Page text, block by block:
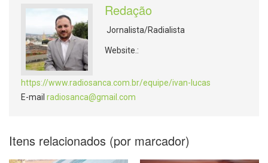
Redação
Jornalista/Radialista
Website.:
https://www.radiosanca.com.br/equipe/ivan-lucas
E-mail radiosanca@gmail.com
Itens relacionados (por marcador)